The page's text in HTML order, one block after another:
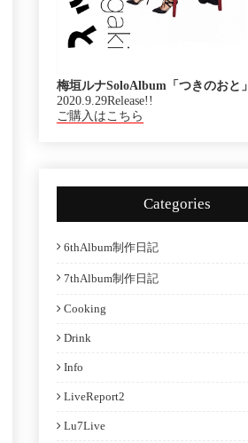
梅垣ルナSoloAlbum「つきのおと」
2020.9.29Release!!
ご購入はこちら
Categories
6thAlbum制作日記
7thAlbum制作日記
Cooking
Drink
Info
LiveReport2
Lu7Live